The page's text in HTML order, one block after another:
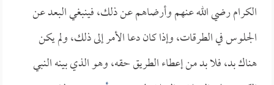
الكرام رضي الله عنهم وأرضاهم عن ذلك، فينبغي البعد عن
الجلوس في الطرقات، وإذا كان دعا الأمر إلى ذلك، ولم يكن
هناك بد، فلا بد من إعطاء الطريق حقه، وهو الذي بينه النبي